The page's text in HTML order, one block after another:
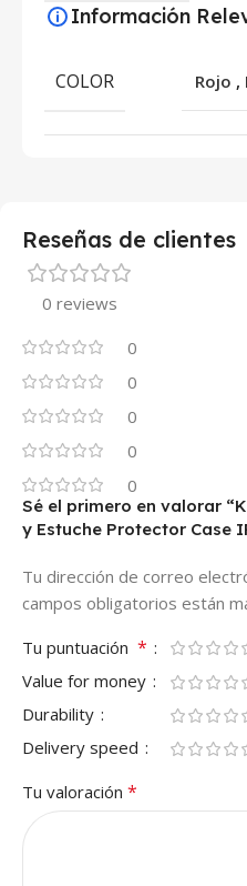
Información
COLOR Rojo ,
Reseñas de clientes
0 reviews
0
0
0
0
0
Sé el primero en valorar
y Estuche Protector Case
Tu dirección de correo
campos obligatorios están
Tu puntuación *
Value for money
Durability
Delivery speed
Tu valoración *